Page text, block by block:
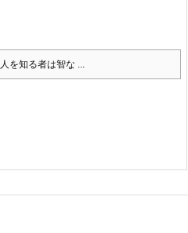
人を知る者は智な ...